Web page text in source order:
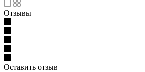
Отзывы
Оставить отзыв